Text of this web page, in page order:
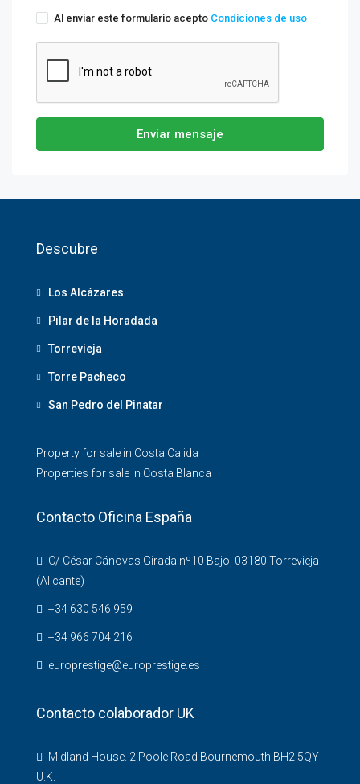
Al enviar este formulario acepto Condiciones de uso
Enviar mensaje
Descubre
Los Alcázares
Pilar de la Horadada
Torrevieja
Torre Pacheco
San Pedro del Pinatar
Property for sale in Costa Calida
Properties for sale in Costa Blanca
Contacto Oficina España
C/ César Cánovas Girada nº10 Bajo, 03180 Torrevieja
(Alicante)
+34 630 546 959
+34 966 704 216
europrestige@europrestige.es
Contacto colaborador UK
Midland House. 2 Poole Road Bournemouth BH2 5QY
U.K.